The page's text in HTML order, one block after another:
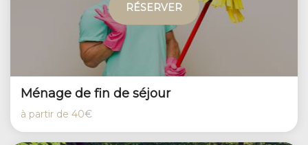
RÉSERVER
Ménage de fin de séjour
à partir de 40€